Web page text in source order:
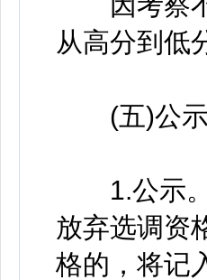
从高分到低
(五)公示
1.公示。
放弃选调资
格的，将记